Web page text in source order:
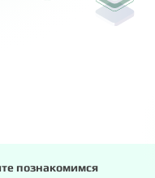
познакомимся